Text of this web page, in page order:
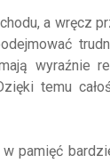
a wręcz
wyraźnie
temu
pamięć